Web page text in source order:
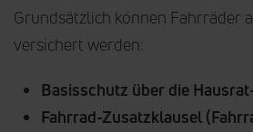
Grundsätzlich können Fahrräder
versichert werden:
Basisschutz über die
Fahrrad-Zusatzklausel